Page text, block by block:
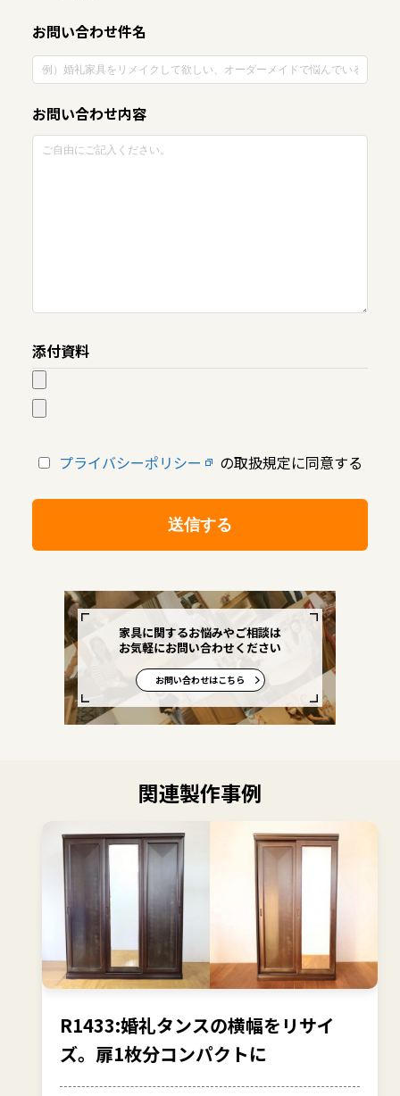
お問い合わせ件名
お問い合わせ内容
添付資料
プライバシーポリシー の取扱規定に同意する
家具に関するお悩みやご相談は
お気軽にお問い合わせください
お問い合わせはこちら
関連製作事例
R1433:婚礼タンスの横幅をリサイ
ズ。扉1枚分コンパクトに